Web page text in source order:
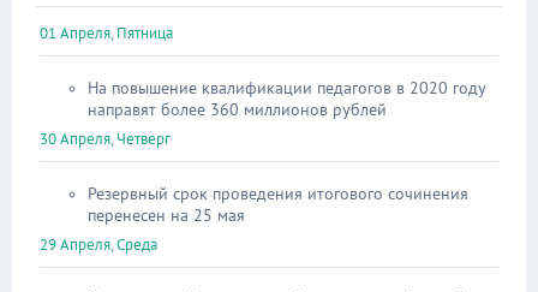
01 Апреля, Пятница
На повышение квалификации педагогов в 2020 году
направят более 360 миллионов рублей
30 Апреля, Четверг
Резервный срок проведения итогового сочинения
перенесен на 25 мая
29 Апреля, Среда